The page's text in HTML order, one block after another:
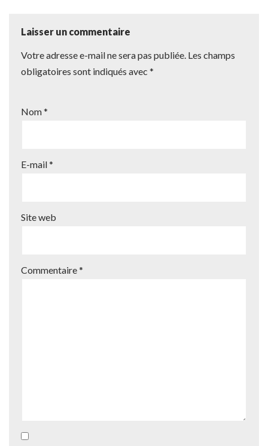
Laisser un commentaire
Votre adresse e-mail ne sera pas publiée. Les champs
obligatoires sont indiqués avec *
Nom*
E-mail*
Site web
Commentaire*